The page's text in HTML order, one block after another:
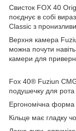
Свисток FOX 40
поєднує в собі
Classic з
Верхня камера
можна почути
камери для
Fox 40® Fuziun
подушечку для
Ергономічна форма
Кільце має гладку